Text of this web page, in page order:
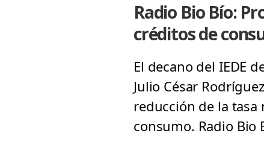
Radio Bio Bío:
créditos de
El decano del IEDE
Julio César
reducción de la
consumo. Radio Bio